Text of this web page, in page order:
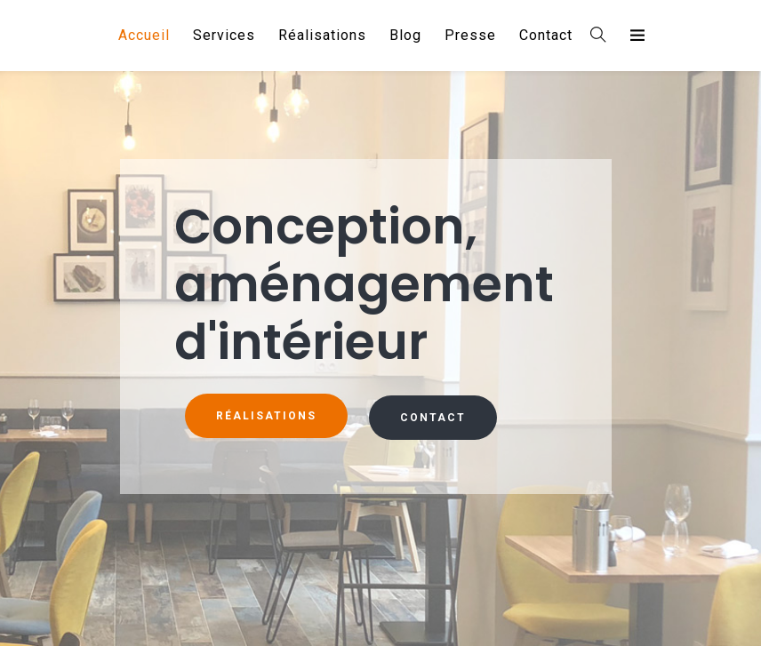
Accueil Services Réalisations Blog Presse Contact
Conception,
aménagement
d'intérieur
RÉALISATIONS CONTACT